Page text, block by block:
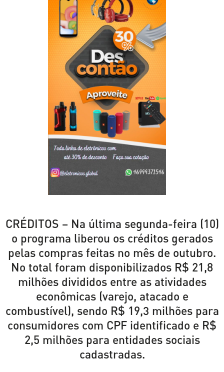
CRÉDITOS – Na última segunda-feira (10)
o programa liberou os créditos gerados
pelas compras feitas no mês de outubro.
No total foram disponibilizados R$ 21,8
milhões divididos entre as atividades
econômicas (varejo, atacado e
combustível), sendo R$ 19,3 milhões para
consumidores com CPF identificado e R$
2,5 milhões para entidades sociais
cadastradas.